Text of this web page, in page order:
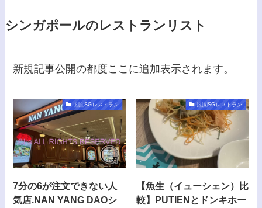
シンガポールのレストランリスト
新規記事公開の都度ここに追加表示されます。
🇸🇬SGレストラン
7分の6が注文できない人
気店.NAN YANG DAOシ
🇸🇬SGレストラン
【魚生（イューシェン）比
較】PUTIENとドンキホー